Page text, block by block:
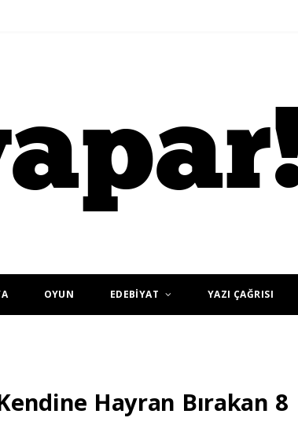
OYUN EDEBİYAT YAZI ÇAĞRISI
Hayran Bırakan 8